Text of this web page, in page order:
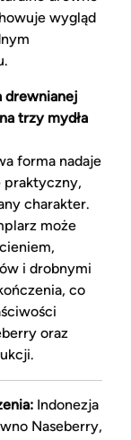
wygląd
drewnianej
trzy mydła
forma nadaje
praktyczny,
charakter.
może
i drobnymi
co
oraz
Indonezja
Naseberry,